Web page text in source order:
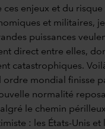
ces enjeux et du risque
et militaires, je
puissances
direct entre elles,
catastrophiques.
ordre mondial finisse
normalité
le chemin
: les États-Unis et